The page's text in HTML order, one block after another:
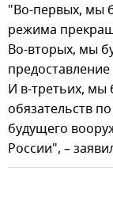
"Во-первых, мы
режима
Во-вторых, мы
И в-третьих, мы
обязательств
будущего
России", –